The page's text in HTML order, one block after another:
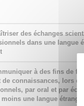
des échanges
dans une langue
à des fins de
de connaissances, lors
par oral et par
une langue